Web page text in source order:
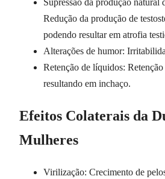
Redução da produção de
podendo resultar em atrofia
Alterações de humor:
Retenção de líquidos:
resultando em inchaço.
Efeitos Colaterais da
Mulheres
Virilização: Crecimento de